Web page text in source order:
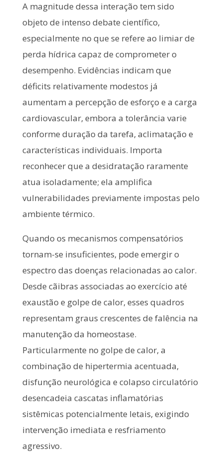
A magnitude dessa interação tem sido
objeto de intenso debate científico,
especialmente no que se refere ao limiar de
perda hídrica capaz de comprometer o
desempenho. Evidências indicam que
déficits relativamente modestos já
aumentam a percepção de esforço e a carga
cardiovascular, embora a tolerância varie
conforme duração da tarefa, aclimatação e
características individuais. Importa
reconhecer que a desidratação raramente
atua isoladamente; ela amplifica
vulnerabilidades previamente impostas pelo
ambiente térmico.
Quando os mecanismos compensatórios
tornam-se insuficientes, pode emergir o
espectro das doenças relacionadas ao calor.
Desde cãibras associadas ao exercício até
exaustão e golpe de calor, esses quadros
representam graus crescentes de falência na
manutenção da homeostase.
Particularmente no golpe de calor, a
combinação de hipertermia acentuada,
disfunção neurológica e colapso circulatório
desencadeia cascatas inflamatórias
sistêmicas potencialmente letais, exigindo
intervenção imediata e resfriamento
agressivo.